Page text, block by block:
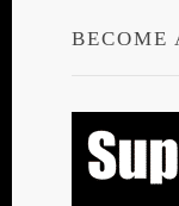
BECOME